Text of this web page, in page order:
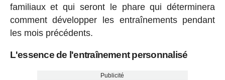
familiaux et qui seront le phare qui déterminera
comment développer les entraînements pendant
les mois précédents.
L'essence de l'entraînement personnalisé
Publicité